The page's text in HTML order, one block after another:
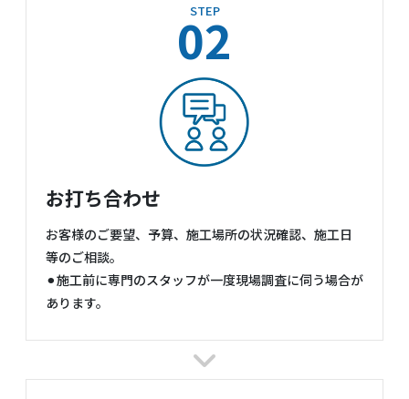
STEP
02
お打ち合わせ
お客様のご要望、予算、施工場所の状況確認、施工日
等のご相談。
⚫︎施工前に専門のスタッフが一度現場調査に伺う場合が
あります。